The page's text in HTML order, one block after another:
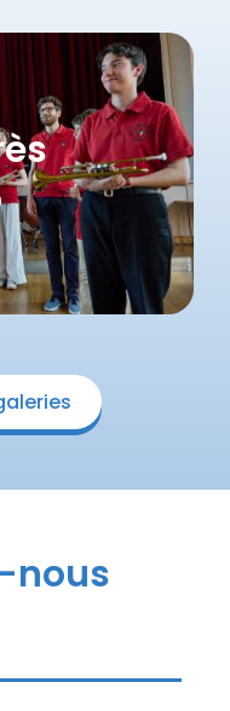
le camp.
nous